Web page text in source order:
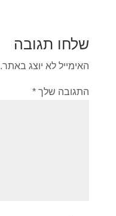
שלחו תגובה
האימייל לא יוצג באתר.
התגובה שלך *